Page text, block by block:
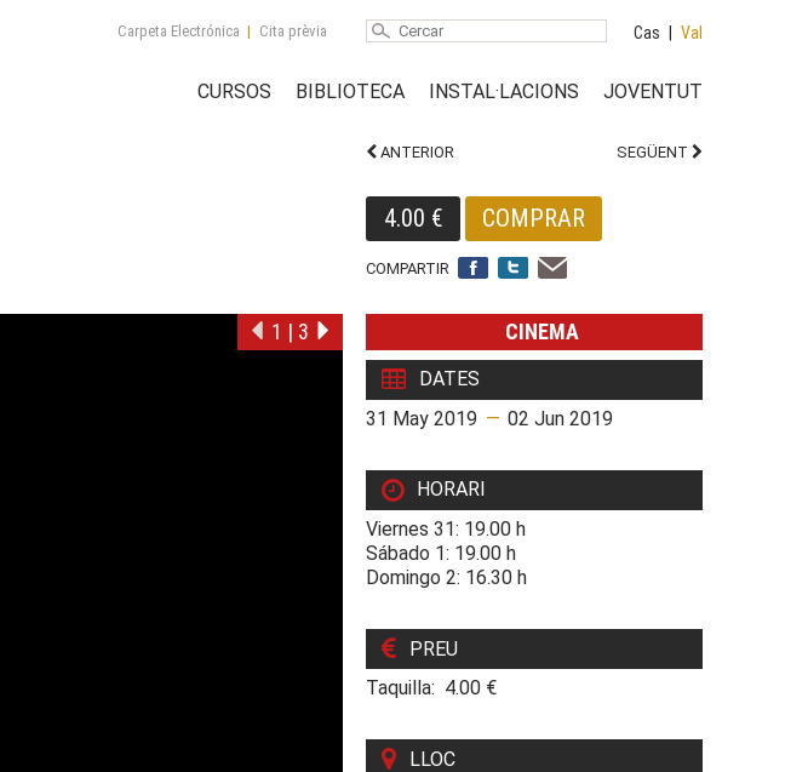
Carpeta Electrónica | Cita prèvia Cas Val
CURSOS BIBLIOTECA INSTAL·LACIONS JOVENTUT
ANTERIOR SEGÜENT
4.00 € COMPRAR
COMPARTIR
1 | 3 CINEMA
DATES
31 May 2019 — 02 Jun 2019
HORARI
Viernes 31: 19.00 h
Sábado 1: 19.00 h
Domingo 2: 16.30 h
PREU
Taquilla: 4.00 €
LLOC